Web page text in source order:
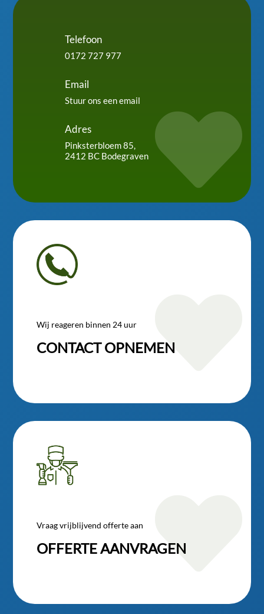
Telefoon
0172 727 977
Email
Stuur ons een email
Adres
Pinksterbloem 85,
2412 BC Bodegraven

Wij reageren binnen 24 uur
CONTACT OPNEMEN
Vraag vrijblijvend offerte aan
OFFERTE AANVRAGEN
